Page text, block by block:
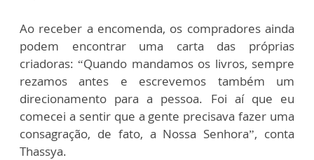
Ao receber a encomenda, os compradores ainda
podem encontrar uma carta das próprias
criadoras: “Quando mandamos os livros, sempre
rezamos antes e escrevemos também um
direcionamento para a pessoa. Foi aí que eu
comecei a sentir que a gente precisava fazer uma
consagração, de fato, a Nossa Senhora”, conta
Thassya.